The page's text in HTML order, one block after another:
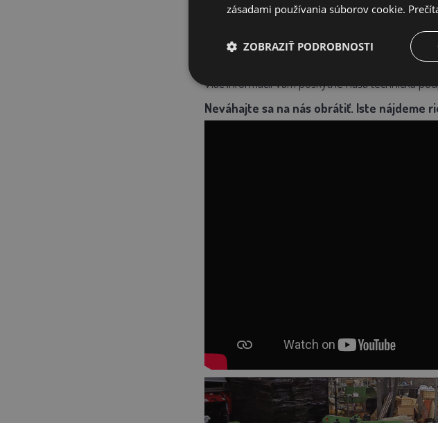
balíkov.Poskytujeme kompletný záručný a
Viac informácií Vám poskytne naša technická
Neváhajte sa na nás obrátiť. Iste nájdeme
zásadami používania súborov cookie.
ZOBRAZIŤ PODROBNOSTI